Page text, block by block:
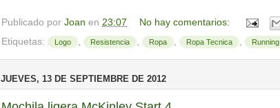
Publicado por Joan en 23:07
No hay comentarios:
Etiquetas:
Logo , Resistencia , Ropa , Ropa Tecnica , Running
JUEVES, 13 DE SEPTIEMBRE DE 2012